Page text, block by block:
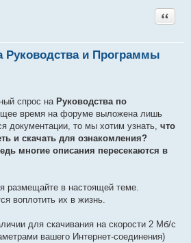
Руководства и Программы
Цитата
спрос на Руководства по
время на форуме выложена лишь
документации, то мы хотим узнать, что
и скачать для ознакомления?
многие описания пересекаются в
размещайте в настоящей теме.
воплотить их в жизнь.
для скачивания на скорости 2 Мб/с
вашего Интернет-соединения)